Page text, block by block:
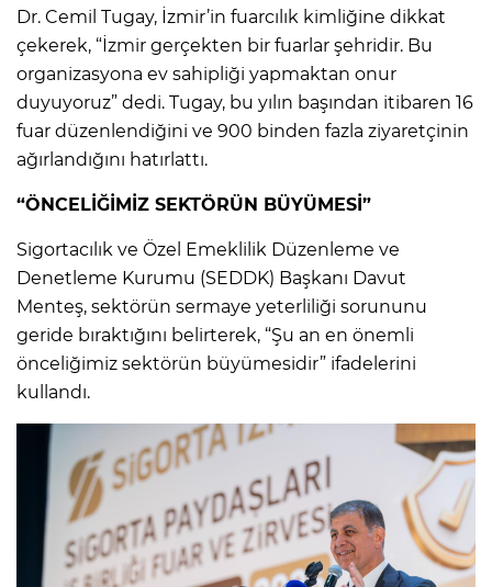
Dr. Cemil Tugay, İzmir’in fuarcılık kimliğine dikkat
çekerek, “İzmir gerçekten bir fuarlar şehridir. Bu
organizasyona ev sahipliği yapmaktan onur
duyuyoruz” dedi. Tugay, bu yılın başından itibaren 16
fuar düzenlendiğini ve 900 binden fazla ziyaretçinin
ağırlandığını hatırlattı.
“ÖNCELİĞİMİZ SEKTÖRÜN BÜYÜMESİ”
Sigortacılık ve Özel Emeklilik Düzenleme ve
Denetleme Kurumu (SEDDK) Başkanı Davut
Menteş, sektörün sermaye yeterliliği sorununu
geride bıraktığını belirterek, “Şu an en önemli
önceliğimiz sektörün büyümesidir” ifadelerini
kullandı.